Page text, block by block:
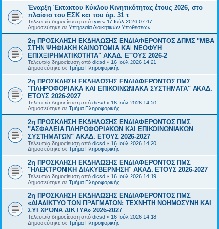
Έναρξη Έκτακτου Κύκλου Κινητικότητας έτους 2026, στο
πλαίσιο του ΕΣΚ και του άρ. 31 τ
Τελευταία δημοσίευση από tyia « 17 Ιούλ 2026 07:47
Δημοσιεύτηκε σε Υπηρεσία Διοικητικών Υποθέσεων
2η ΠΡΟΣΚΛΗΣΗ ΕΚΔΗΛΩΣΗΣ ΕΝΔΙΑΦΕΡΟΝΤΟΣ ΔΠΜΣ "ΜΒΑ
ΣΤΗΝ ΨΗΦΙΑΚΗ ΚΑΙΝΟΤΟΜΙΑ ΚΑΙ ΝΕΟΦΥΗ
ΕΠΙΧΕΙΡΗΜΑΤΙΚΟΤΗΤΑ" ΑΚΑΔ. ΕΤΟΥΣ 2026-2
Τελευταία δημοσίευση από dicsd « 16 Ιούλ 2026 14:21
Δημοσιεύτηκε σε Τμήμα Πληροφορικής
2η ΠΡΟΣΚΛΗΣΗ ΕΚΔΗΛΩΣΗΣ ΕΝΔΙΑΦΕΡΟΝΤΟΣ ΠΜΣ
"ΠΛΗΡΟΦΟΡΙΑΚΑ ΚΑΙ ΕΠΙΚΟΙΝΩΝΙΑΚΑ ΣΥΣΤΗΜΑΤΑ" ΑΚΑΔ.
ΕΤΟΥΣ 2026-2027
Τελευταία δημοσίευση από dicsd « 16 Ιούλ 2026 14:20
Δημοσιεύτηκε σε Τμήμα Πληροφορικής
2η ΠΡΟΣΚΛΗΣΗ ΕΚΔΗΛΩΣΗΣ ΕΝΔΙΑΦΕΡΟΝΤΟΣ ΠΜΣ
"ΑΣΦΑΛΕΙΑ ΠΛΗΡΟΦΟΡΙΑΚΩΝ ΚΑΙ ΕΠΙΚΟΙΝΩΝΙΑΚΩΝ
ΣΥΣΤΗΜΑΤΩΝ" ΑΚΑΔ. ΕΤΟΥΣ 2026-2027
Τελευταία δημοσίευση από dicsd « 16 Ιούλ 2026 14:20
Δημοσιεύτηκε σε Τμήμα Πληροφορικής
2η ΠΡΟΣΚΛΗΣΗ ΕΚΔΗΛΩΣΗΣ ΕΝΔΙΑΦΕΡΟΝΤΟΣ ΠΜΣ
"ΗΛΕΚΤΡΟΝΙΚΗ ΔΙΑΚΥΒΕΡΝΗΣΗ" ΑΚΑΔ. ΕΤΟΥΣ 2026-2027
Τελευταία δημοσίευση από dicsd « 16 Ιούλ 2026 14:19
Δημοσιεύτηκε σε Τμήμα Πληροφορικής
2η ΠΡΟΣΚΛΗΣΗ ΕΚΔΗΛΩΣΗΣ ΕΝΔΙΑΦΕΡΟΝΤΟΣ ΠΜΣ
«ΔΙΑΔΙΚΤΥΟ ΤΩΝ ΠΡΑΓΜΑΤΩΝ: ΤΕΧΝΗΤΗ ΝΟΗΜΟΣΥΝΗ ΚΑΙ
ΣΥΓΧΡΟΝΑ ΔΙΚΤΥΑ» 2026-2027
Τελευταία δημοσίευση από dicsd « 16 Ιούλ 2026 14:18
Δημοσιεύτηκε σε Τμήμα Πληροφορικής